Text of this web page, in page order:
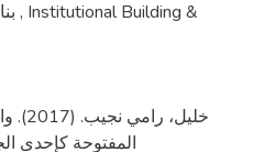
, Institutional Building &
المفتوحة كإحدى